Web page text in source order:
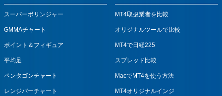
スーパーボリンジャー
GMMAチャート
ポイント＆フィギュア
平均足
ペンタゴンチャート
レンジバーチャート
MT4取扱業者を比較
オリジナルツールで比較
MT4で日経225
スプレッド比較
MacでMT4を使う方法
MT4オリジナルインジ